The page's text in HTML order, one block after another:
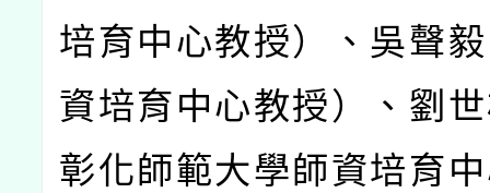
培育中心教授）、吳聲
資培育中心教授）、劉
彰化師範大學師資培育